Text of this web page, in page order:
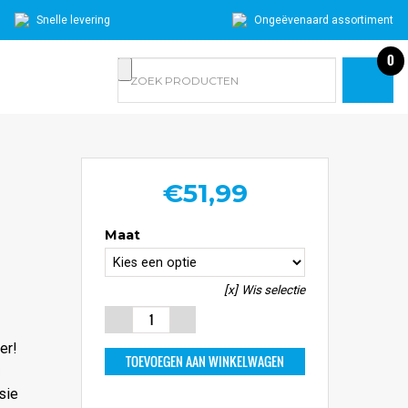
Snelle levering Ongeëvenaard assortiment
0
€51,99
Maat
Wis selectie
Sofa Killer
Grijze
Onesie Met
Noorse Print
TOEVOEGEN AAN WINKELWAGEN